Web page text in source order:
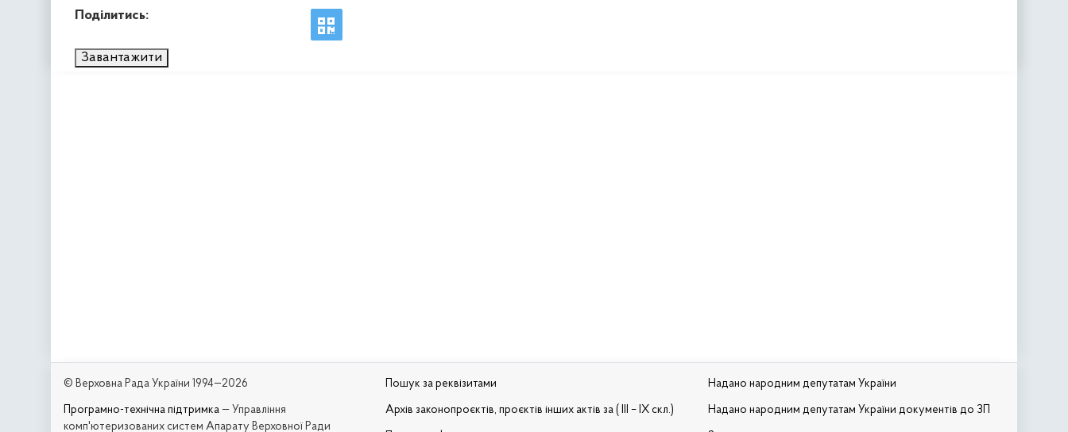
Поділитись:
Завантажити
© Верховна Рада України 1994—2026
Програмно-технічна підтримка — Управління
комп'ютеризованих систем Апарату Верховної Ради
Пошук за реквізитами
Архів законопроєктів, проєктів інших актів за ( III – IX скл.)
Надано народним депутатам України
Надано народним депутатам України документів до ЗП